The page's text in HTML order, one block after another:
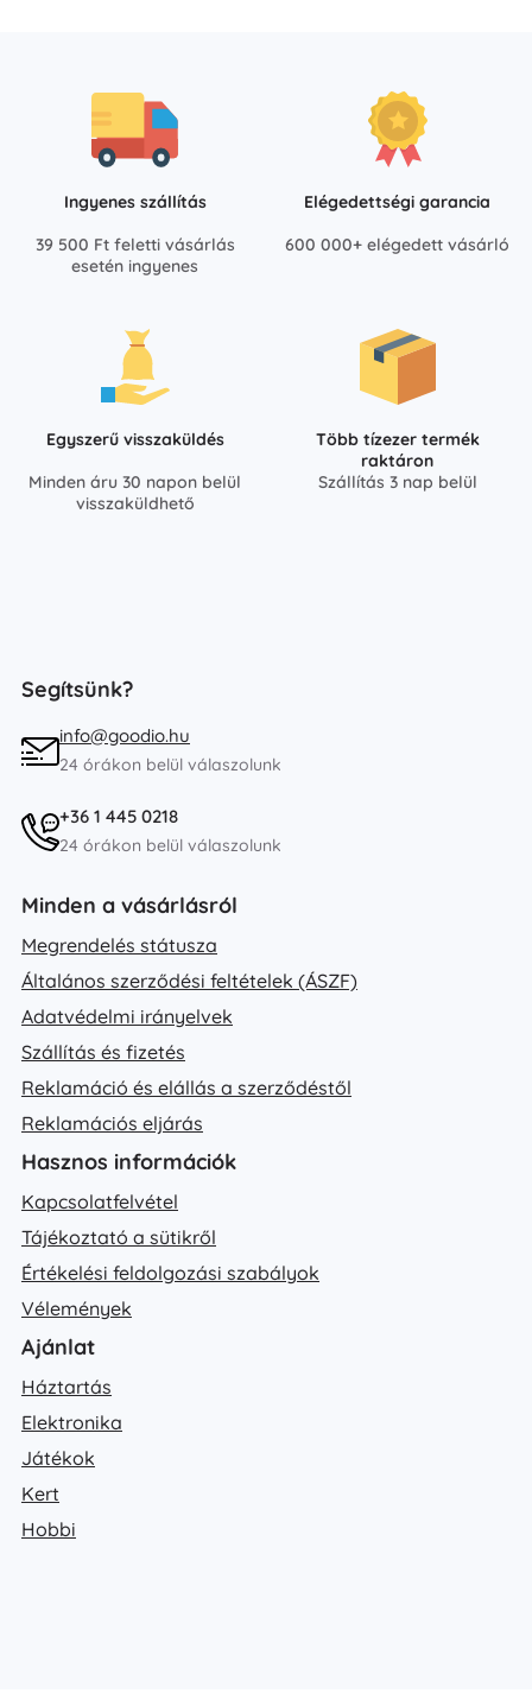
Ingyenes szállítás
39 500 Ft feletti vásárlás
esetén ingyenes
Elégedettségi garancia
600 000+ elégedett vásárló
Egyszerű visszaküldés
Minden áru 30 napon belül
visszaküldhető
Több tízezer termék
raktáron
Szállítás 3 nap belül
Segítsünk?
info@goodio.hu
24 órákon belül válaszolunk
+36 1 445 0218
24 órákon belül válaszolunk
Minden a vásárlásról
Megrendelés státusza
Általános szerződési feltételek (ÁSZF)
Adatvédelmi irányelvek
Szállítás és fizetés
Reklamáció és elállás a szerződéstől
Reklamációs eljárás
Hasznos információk
Kapcsolatfelvétel
Tájékoztató a sütikről
Értékelési feldolgozási szabályok
Vélemények
Ajánlat
Háztartás
Elektronika
Játékok
Kert
Hobbi